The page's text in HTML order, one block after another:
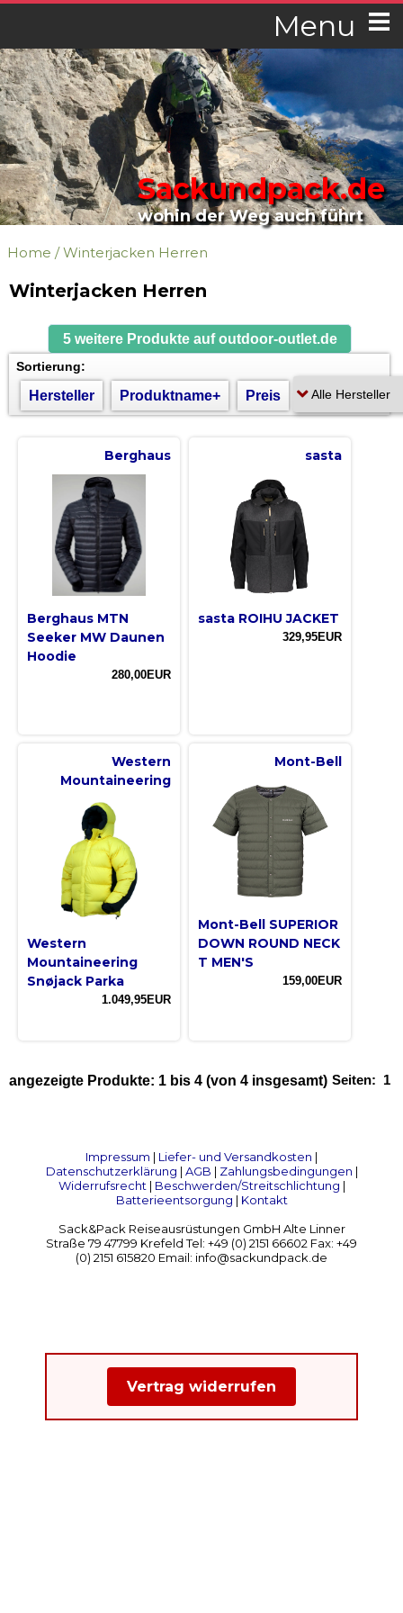
Menu
Sackundpack.de
wohin der Weg auch führt
Home /Winterjacken Herren
Winterjacken Herren
5 weitere Produkte auf outdoor-outlet.de
Sortierung:
Hersteller Produktname+ Preis
Berghaus
Berghaus MTN
Seeker MW Daunen
Hoodie
280,00EUR
sasta
sasta ROIHU JACKET
329,95EUR
Western
Mountaineering
Western
Mountaineering
Snøjack Parka
1.049,95EUR
Mont-Bell
Mont-Bell SUPERIOR
DOWN ROUND NECK
T MEN'S
159,00EUR
Seiten: 1
angezeigte Produkte: 1 bis 4 (von 4 insgesamt)
Impressum | Liefer- und Versandkosten |
Datenschutzerklärung | AGB | Zahlungsbedingungen |
Widerrufsrecht | Beschwerden/Streitschlichtung |
Batterieentsorgung | Kontakt
Sack&Pack Reiseausrüstungen GmbH Alte Linner
Straße 79 47799 Krefeld Tel: +49 (0) 2151 66602 Fax: +49
(0) 2151 615820 Email: info@sackundpack.de
Vertrag widerrufen